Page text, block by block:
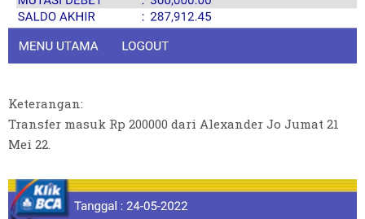
Keterangan:
Transfer masuk Rp 200000 dari Alexander Jo Jumat 21
Mei 22.